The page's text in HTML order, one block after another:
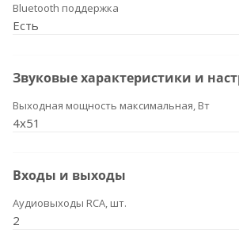
Bluetooth поддержка
Есть
Звуковые характеристики и
Выходная мощность максимальная, Вт
4x51
Входы и выходы
Аудиовыходы RCA, шт.
2